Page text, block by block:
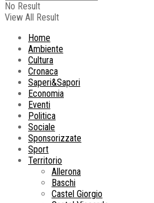
No Result
View All Result
Home
Ambiente
Cultura
Cronaca
Saperi&Sapori
Economia
Eventi
Politica
Sociale
Sponsorizzate
Sport
Territorio
Allerona
Baschi
Castel Giorgio